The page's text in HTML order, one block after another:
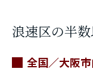
浪速区の半数
全国／大阪